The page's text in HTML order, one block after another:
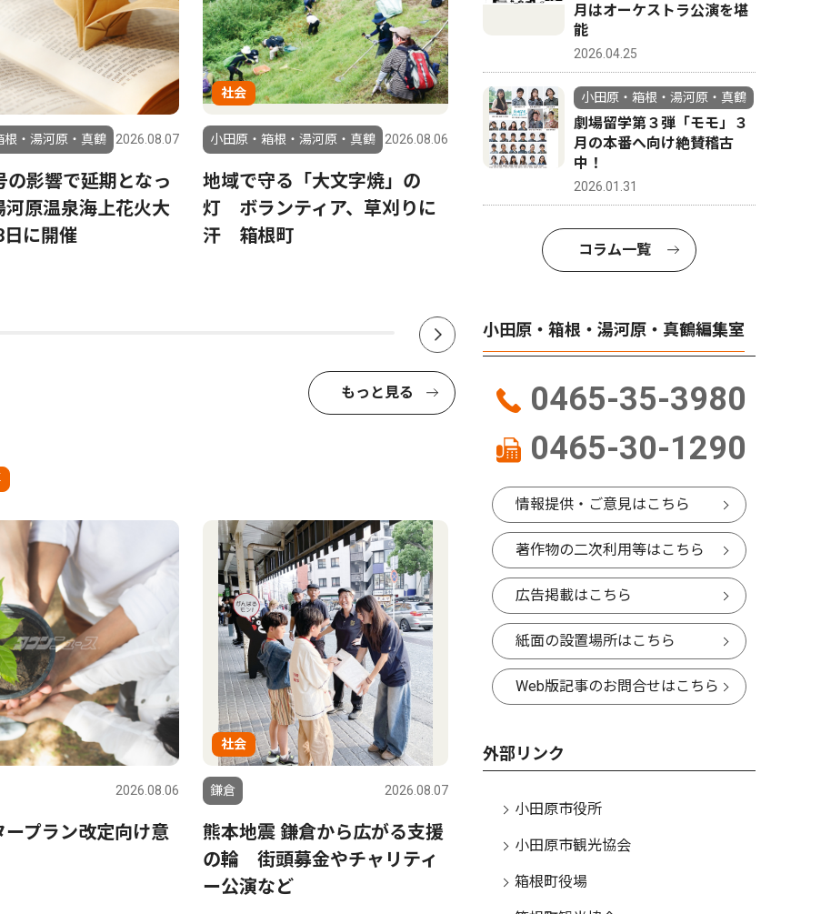
根・湯河原・真鶴 2026.08.07
の影響で延期となっ
河原温泉海上花火大
日に開催
社会
小田原・箱根・湯河原・真鶴 2026.08.06
地域で守る「大文字焼」の
灯 ボランティア、草刈りに
汗 箱根町
トップニュース 教育
小田原・箱根・湯河原・真鶴 2026.06.13
小田原市 全小中学校を一貫
校へ 2031年度から順次再編
トイレ
もっと見る
2026.08.06
ープラン改定向け意
社会
鎌倉 2026.08.07
熊本地震 鎌倉から広がる支援
の輪 街頭募金やチャリティ
ー公演など
月はオーケストラ公演を堪
能
2026.04.25
小田原・箱根・湯河原・真鶴
劇場留学第３弾「モモ」３
月の本番へ向け絶賛稽古
中！
2026.01.31
コラム一覧
小田原・箱根・湯河原・真鶴編集室
0465-35-3980
0465-30-1290
情報提供・ご意見はこちら
著作物の二次利用等はこちら
広告掲載はこちら
紙面の設置場所はこちら
Web版記事のお問合せはこちら
外部リンク
小田原市役所
小田原市観光協会
箱根町役場